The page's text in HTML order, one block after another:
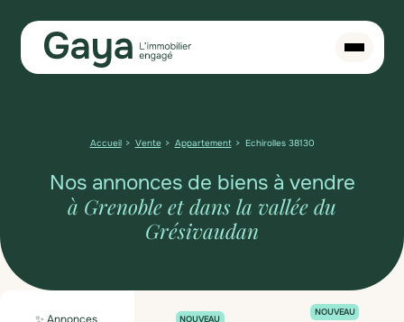
Accueil Vente Appartement Echirolles 38130
Nos annonces de biens à vendre
à Grenoble et dans la vallée du
Grésivaudan
NOUVEAU
NOUVEAU